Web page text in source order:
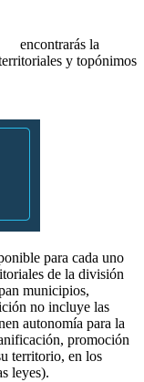
encontrarás la
y topónimos
para cada uno
de la división
municipios,
no incluye las
autonomía para la
promoción
territorio, en los
leyes).